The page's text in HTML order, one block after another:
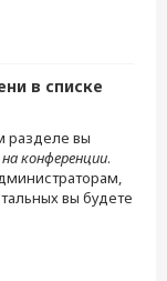
в списке
разделе вы
конференции.
вы будете